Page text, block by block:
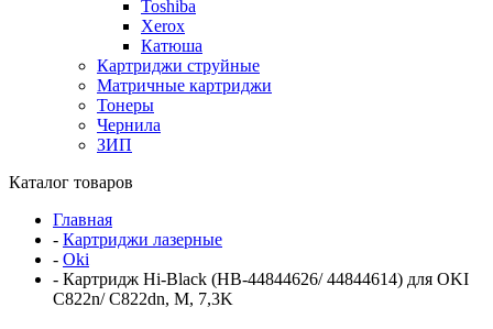
Toshiba
Xerox
Катюша
Картриджи струйные
Матричные картриджи
Тонеры
Чернила
ЗИП
Каталог товаров
Главная
- Картриджи лазерные
- Oki
- Картридж Hi-Black (HB-44844626/ 44844614) для OKI
C822n/ C822dn, M, 7,3K